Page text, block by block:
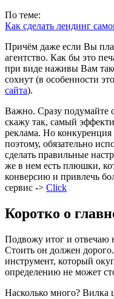
По теме:
Как сделать лендинг
Причём даже если Вы
агентство. Как бы это
при виде наживы Вам
сохнут (в особенности
сайта).
Важно. Сразу подумайте
скажу так, самый
реклама. Но конкуренция
поэтому, обязательно
сделать правильные
же в нем есть плюшки,
конверсию и привлечь
сервис -> Click
Коротко о
Подвожу итог и отвечаю
Стоить он должен
инструмент, который
определению не может
Насколько много? Вилка